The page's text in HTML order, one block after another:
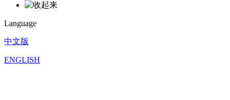
Language
中文版
ENGLISH